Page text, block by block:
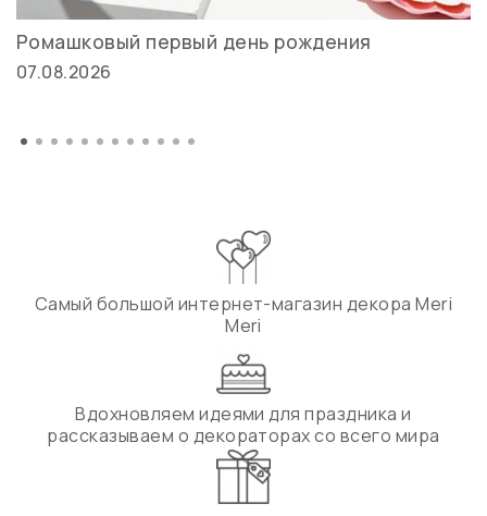
Ромашковый первый день рождения
07.08.2026
Самый большой интернет-магазин декора Meri
Meri
Вдохновляем идеями для праздника и
рассказываем о декораторах со всего мира